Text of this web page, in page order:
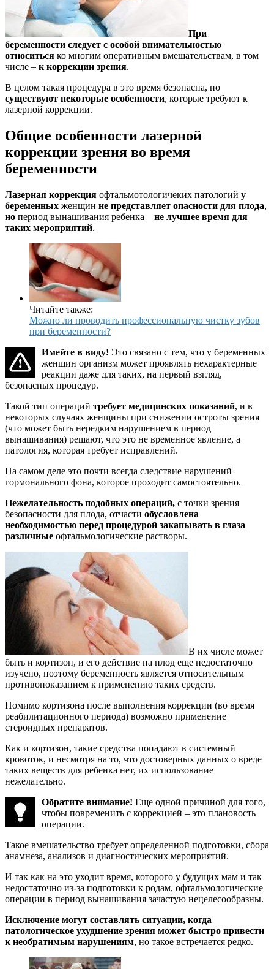
При
беременности следует с особой внимательностью
относиться ко многим оперативным вмешательствам, в том
числе – к коррекции зрения.
В целом такая процедура в это время безопасна, но
существуют некоторые особенности, которые требуют к
лазерной коррекции.
Общие особенности лазерной
коррекции зрения во время
беременности
Лазерная коррекция офтальмотологичеких патологий у
беременных женщин не представляет опасности для плода,
но период вынашивания ребенка – не лучшее время для
таких мероприятий.
Читайте также:
Можно ли проводить профессиональную чистку зубов
при беременности?
Имейте в виду! Это связано с тем, что у беременных
женщин организм может проявлять нехарактерные
реакции даже для таких, на первый взгляд,
безопасных процедур.
Такой тип операций требует медицинских показаний, и в
некоторых случаях женщины при снижении остроты зрения
(что может быть нередким нарушением в период
вынашивания) решают, что это не временное явление, а
патология, которая требует исправлений.
На самом деле это почти всегда следствие нарушений
гормонального фона, которое проходит самостоятельно.
Нежелательность подобных операций, с точки зрения
безопасности для плода, отчасти обусловлена
необходимостью перед процедурой закапывать в глаза
различные офтальмологические растворы.
В их числе может
быть и кортизон, и его действие на плод еще недостаточно
изучено, поэтому беременность является относительным
противопоказанием к применению таких средств.
Помимо кортизона после выполнения коррекции (во время
реабилитационного периода) возможно применение
стероидных препаратов.
Как и кортизон, такие средства попадают в системный
кровоток, и несмотря на то, что достоверных данных о вреде
таких веществ для ребенка нет, их использование
нежелательно.
Обратите внимание! Еще одной причиной для того,
чтобы повременить с коррекцией – это плановость
операции.
Такое вмешательство требует определенной подготовки, сбора
анамнеза, анализов и диагностических мероприятий.
И так как на это уходит время, которого у будущих мам и так
недостаточно из-за подготовки к родам, офтальмологические
операции в период вынашивания зачастую нецелесообразны.
Исключение могут составлять ситуации, когда
патологическое ухудшение зрения может быстро привести
к необратимым нарушениям, но такое встречается редко.